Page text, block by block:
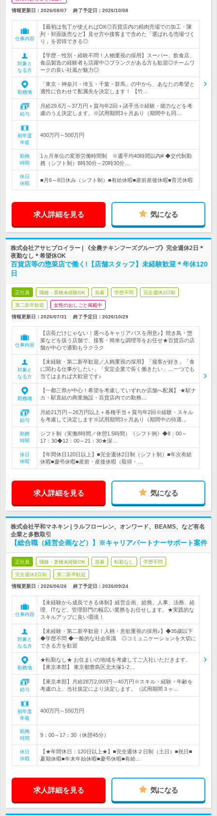
情報更新日：2026/08/07 終了予定日： 2026/10/08
仕事内容
【最初は包丁が使えればOK◎百貨店内の精肉売場での加工・陳
列・対面販売など】見せ方や接客まで含めた「選ばれる売場づく
り」を習得できる◎
対象と
なる方
【学歴・性別・経験不問！人物重視の採用】スーパー、飲食店、
食品製造の経験者も活躍中◎ブランクがある方も歓迎◎チームワ
ークの良い社風が魅力◎
勤務地
「東京・神奈川・埼玉・千葉・群馬」の中から、あなたの希望と
適性に合わせて配属先を決定します！ 【竹…
給与
月給29.6万～37万円＋賞与年2回＋諸手当※経験・能力などを考
慮のうえ決定します。※試用期間3ヶ月あり（期間中も同…
初年度
年収
400万円～500万円
勤務
時間
1ヵ月単位の変形労働時間制 ※週平均40時間以内# ◆交代制勤
務（シフト制）8時30分～20時30分…
休日
休暇
■月6～8日休み（シフト制）■有給休暇■産前産後休暇■育児休暇
求人詳細を見る 気になる
株式会社アサヒブロイラー | 《全農チキンフーズグループ》完全週休2日＊
夜勤なし＊希望休OK
百貨店等の惣菜店で働く!【店舗スタッフ】未経験歓迎＊年休120
日
正社員 職種・業種未経験OK 急募 学歴不問 完全週休2日制
第二新卒歓迎 女性のおしごと掲載中
情報更新日：2026/07/31 終了予定日： 2026/10/29
仕事内容
【店長だけじゃない！選べるキャリアパスを用意♪】焼き鳥・惣
菜などを扱う店舗で、接客・簡単な調理等をお任せ★百貨店の店
舗が中心で通勤もラクラク
対象と
なる方
【未経験・第二新卒歓迎／人柄重視の採用】「接客が好き」「食
に関わる仕事がしたい」「安定企業で長く働きたい」…一つでも
当てはまれば大歓迎です♪
勤務地
【一都三県が中心！希望を考慮していずれか店舗へ配属】 ★駅ナ
カ・駅直結の商業施設・百貨店内での勤務…
給与
月給21万円～26万円以上＋各種手当＋賞与年2回※経験・スキル
を考慮して決定します※試用期間3ヶ月あり（期間中の待遇…
勤務
時間
シフト制（実働8時間／休憩1.5時間）《シフト例》◆8：00～
17：30◆12：00～21：30★深…
休日
休暇
【年間休日120日以上】■完全週休2日制（シフト制）■年次有給
休暇■慶弔休暇■産前・産後休暇（取得・…
求人詳細を見る 気になる
株式会社平和マネキン | ラルフローレン、オンワード、BEAMS、など有名
企業と多数取引
【総合職（経営企画など）】※キャリアパートナーサポート案件
正社員 職種・業種未経験OK 急募 転勤なし 学歴不問
完全週休2日制 第二新卒歓迎
情報更新日：2026/06/26 終了予定日： 2026/09/24
仕事内容
【未経験から成長できる体制】経営企画、総務、人事、法務、経
理、ITなど、管理部門の幅広い業務をお任せします。★実践的な
スキルアップに良い環境！
対象と
なる方
【未経験・第二新卒歓迎！人柄・意欲重視の採用♪】◆35歳以下
◆学歴不問 ◆一般的な社会常識 ◎コミュニケーションを大切に
できる方を歓迎
勤務地
★転勤なし★ お住まいの地域を考慮してご入社いただきます。
【東京本部】 東京都豊島区北大塚1-2…
給与
【東京本部】月給28万2,000円～40万円※スキル・経験・年齢を
考慮の上、当社規定により決定します。（試用期間３ヶ…
初年度
年収
400万円～550万円
勤務
時間
9：00～17：30（休憩45分）
休日
休暇
【★年間休日：120日以上★】■完全週休２日制（土日）■祝日■
夏期休暇■年末年始休暇■慶弔休暇■有給…
求人詳細を見る 気になる